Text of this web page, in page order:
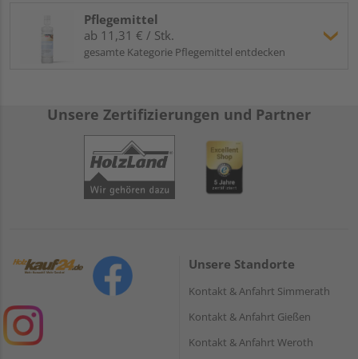
Pflegemittel
ab 11,31 € / Stk.
gesamte Kategorie Pflegemittel entdecken
Unsere Zertifizierungen und Partner
Unsere Standorte
Kontakt & Anfahrt Simmerath
Kontakt & Anfahrt Gießen
Kontakt & Anfahrt Weroth